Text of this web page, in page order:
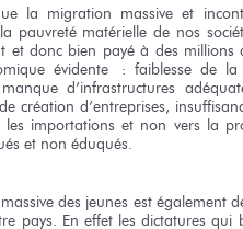
la migration massive et
pauvreté matérielle de nos
et donc bien payé à des millions
évidente : faiblesse de
d’infrastructures
création d’entreprises,
les importations et non vers la
et non éduqués.
massive des jeunes est également
pays. En effet les dictatures qui